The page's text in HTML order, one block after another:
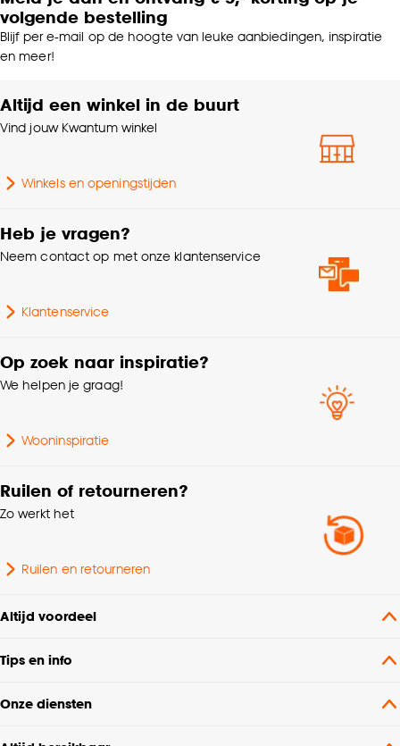
volgende bestelling
Blijf per e-mail op de hoogte van leuke aanbiedingen, inspiratie
en meer!
Altijd een winkel in de buurt
Vind jouw Kwantum winkel
Winkels en openingstijden
Heb je vragen?
Neem contact op met onze klantenservice
Klantenservice
Op zoek naar inspiratie?
We helpen je graag!
Wooninspiratie
Ruilen of retourneren?
Zo werkt het
Ruilen en retourneren
Altijd voordeel
Tips en info
Onze diensten